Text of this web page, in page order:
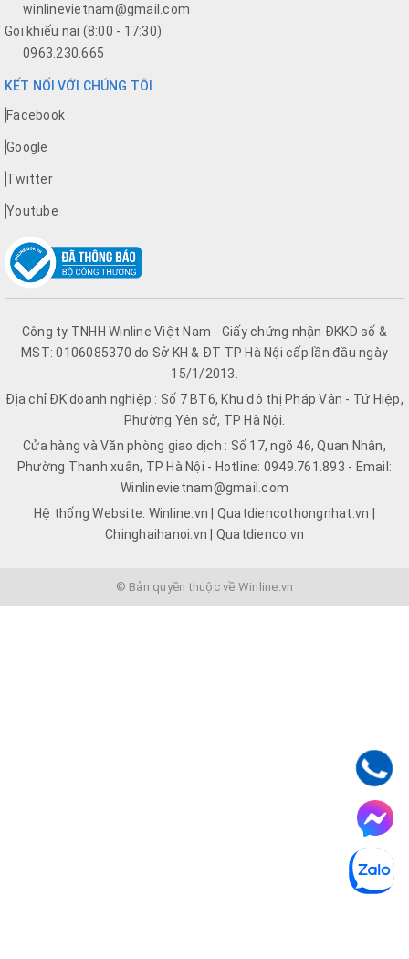
winlinevietnam@gmail.com
Gọi khiếu nại (8:00 - 17:30)
0963.230.665
KẾT NỐI VỚI CHÚNG TÔI
Facebook
Google
Twitter
Youtube
Công ty TNHH Winline Việt Nam - Giấy chứng nhận ĐKKD số &
MST: 0106085370 do Sở KH & ĐT TP Hà Nội cấp lần đầu ngày
15/1/2013.
Địa chỉ ĐK doanh nghiệp : Số 7 BT6, Khu đô thị Pháp Vân - Tứ Hiệp,
Phường Yên sở, TP Hà Nội.
Cửa hàng và Văn phòng giao dịch : Số 17, ngõ 46, Quan Nhân,
Phường Thanh xuân, TP Hà Nội - Hotline: 0949.761.893 - Email:
Winlinevietnam@gmail.com
Hệ thống Website: Winline.vn | Quatdiencothongnhat.vn |
Chinghaihanoi.vn | Quatdienco.vn
© Bản quyền thuộc về Winline.vn